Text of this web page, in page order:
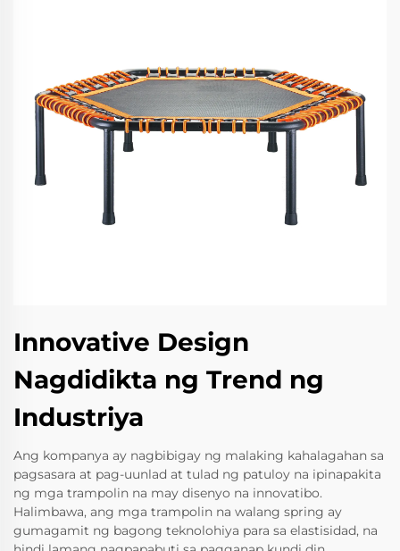
Innovative Design
Nagdidikta ng Trend ng
Industriya
Ang kompanya ay nagbibigay ng malaking kahalagahan sa
pagsasara at pag-uunlad at tulad ng patuloy na ipinapakita
ng mga trampolin na may disenyo na innovatibo.
Halimbawa, ang mga trampolin na walang spring ay
gumagamit ng bagong teknolohiya para sa elastisidad, na